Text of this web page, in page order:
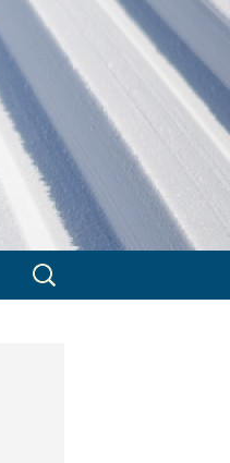
Suchen
nach: